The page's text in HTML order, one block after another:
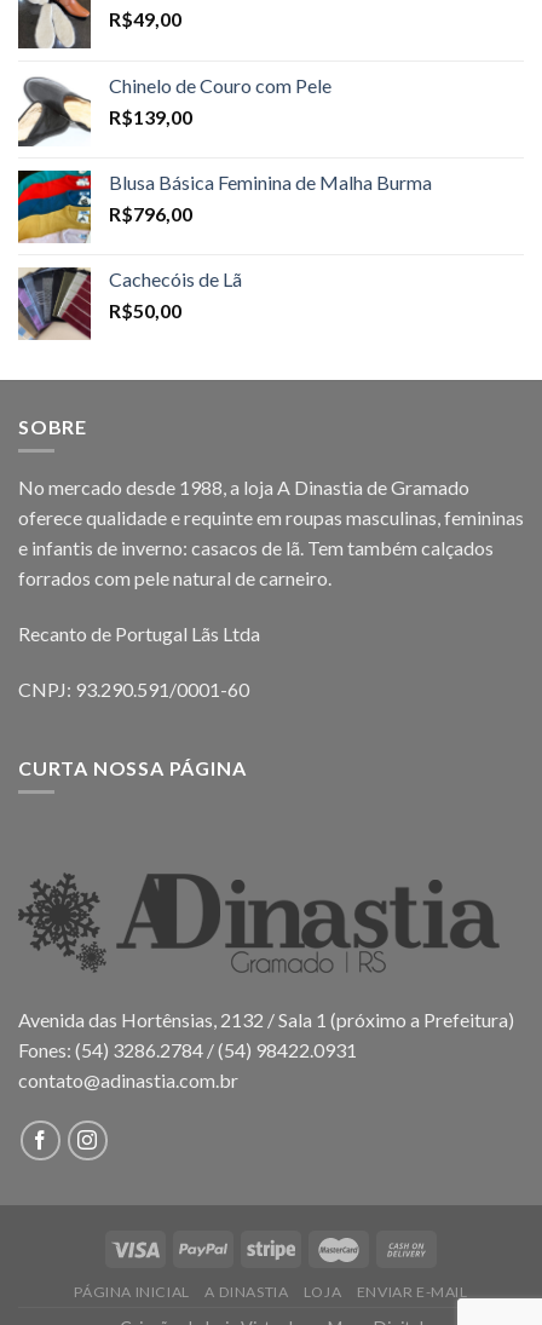
R$49,00
Chinelo de Couro com Pele
R$139,00
Blusa Básica Feminina de Malha Burma
R$796,00
Cachecóis de Lã
R$50,00
SOBRE
No mercado desde 1988, a loja A Dinastia de Gramado
oferece qualidade e requinte em roupas masculinas, femininas
e infantis de inverno: casacos de lã. Tem também calçados
forrados com pele natural de carneiro.
Recanto de Portugal Lãs Ltda
CNPJ: 93.290.591/0001-60
CURTA NOSSA PÁGINA
Avenida das Hortênsias, 2132 / Sala 1 (próximo a Prefeitura)
Fones: (54) 3286.2784 / (54) 98422.0931
contato@adinastia.com.br
PÁGINA INICIAL A DINASTIA LOJA ENVIAR E-MAIL